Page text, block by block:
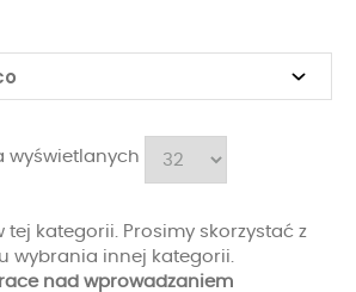
wyświetlanych
tej kategorii. Prosimy skorzystać z
wybrania innej kategorii.
nad wprowadzaniem